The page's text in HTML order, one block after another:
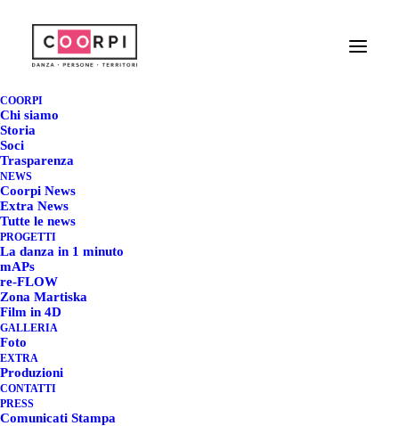
COORPI
Chi siamo
Storia
Soci
Trasparenza
NEWS
Coorpi News
Extra News
Tutte le news
PROGETTI
La danza in 1 minuto
mAPs
re-FLOW
Zona Martiska
Film in 4D
GALLERIA
Foto
EXTRA
Produzioni
CONTATTI
PRESS
Comunicati Stampa
IL CORTO “ABSENT
3 MARZO 2025
IL CORTO “ABSENT
COMPETIZIONE A
CINEDANS (NL)